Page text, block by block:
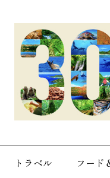
ありませんでした。
行、酒米の栽培、オ
酒蔵設立まで…。今
んの物語をご紹介し
トラベル フード